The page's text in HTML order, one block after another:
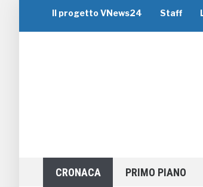
Il progetto VNews24 Staff
CRONACA PRIMO PIANO